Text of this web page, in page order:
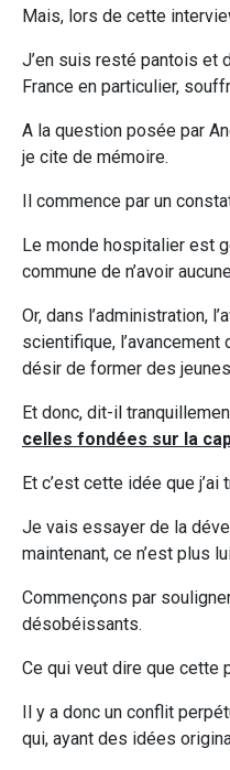
Mais, lors de cette
J’en suis resté pantois et
France en particulier,
A la question posée par
je cite de mémoire.
Il commence par un
Le monde hospitalier est
commune de n’avoir
Or, dans l’administration,
scientifique,
désir de former des
Et donc, dit-il
celles fondées sur la
Et c’est cette idée que
Je vais essayer de la
maintenant, ce n’est plus
Commençons par
désobéissants.
Ce qui veut dire que cette
Il y a donc un conflit
qui, ayant des idées